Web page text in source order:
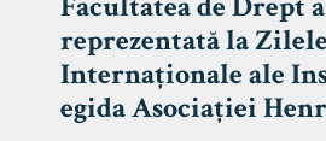
UNIVERSITATEA
reprezentată la Zilele
Internaționale ale
egida Asociației